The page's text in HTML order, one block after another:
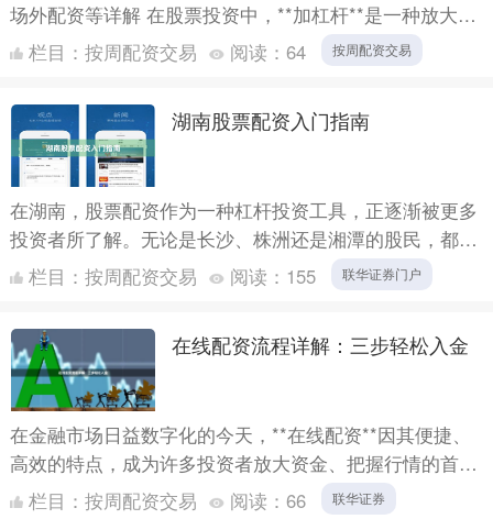
场外配资等详解 在股票投资中，**加杠杆**是一种放大收
益（同时也放大风险）的操作方式。对于想要提高资金使
用....
栏目： 按周配资交易 阅读： 64 按周配资交易
湖南股票配资入门指南
在湖南，股票配资作为一种杠杆投资工具，正逐渐被更多
投资者所了解。无论是长沙、株洲还是湘潭的股民，都可
能听说过“配资”这个词。但对于新手来说联华证券门户，
配资到底....
栏目： 按周配资交易 阅读： 155 联华证券门户
在线配资流程详解：三步轻松入金
在金融市场日益数字化的今天，**在线配资**因其便捷、
高效的特点，成为许多投资者放大资金、把握行情的首选
工具。然而，对于初次接触配资的朋友来说，“如何操作”
栏目： 按周配资交易 阅读： 66 联华证券